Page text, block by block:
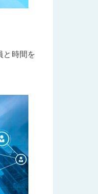
と時間を